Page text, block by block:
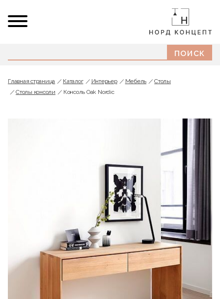
Главная страница Каталог Интерьер Мебель
Cтолы
Столы консоли
Консоль Oak Nordic